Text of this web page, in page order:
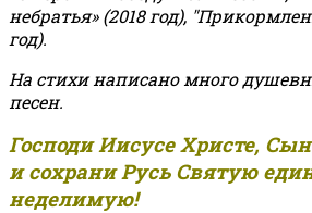
небратья» (2018 год),
год).
На стихи написано много
песен.
Господи Иисусе Христе,
и сохрани Русь Святую
неделимую!